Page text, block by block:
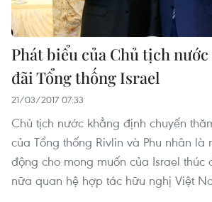
Phát biểu của Chủ tịch
đãi Tổng thống Israel
21/03/2017 07:33
Chủ tịch nước khẳng định chuyến
của Tổng thống Rivlin và Phu nhân là
động cho mong muốn của Israel thúc
nữa quan hệ hợp tác hữu nghị Việt